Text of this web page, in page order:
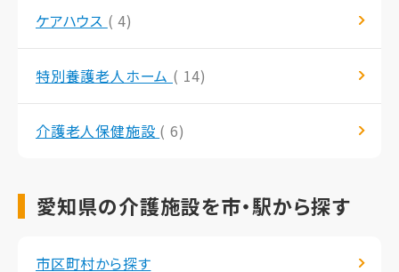
ケアハウス ( 4)
特別養護老人ホーム ( 14)
介護老人保健施設 ( 6)
愛知県の介護施設を市・駅から探す
市区町村から探す